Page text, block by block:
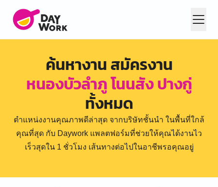
ค้นหางาน สมัครงาน
หนองบัวลำภู โนนสัง ปางกู่
ทั้งหมด
ตำแหน่งงานคุณภาพดีล่าสุด จากบริษัทชั้นนำ ในพื้นที่ใกล้
คุณที่สุด กับ Daywork แพลตฟอร์มที่ช่วยให้คุณได้งานไว
เร็วสุดใน 1 ชั่วโมง เส้นทางต่อไปในอาชีพรอคุณอยู่